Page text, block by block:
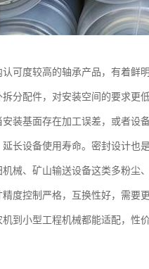
可度较高的轴承产品，有着鲜
分配件，对安装空间的要求更
装基面存在加工误差，或者设
长设备使用寿命。密封设计也
械、矿山输送设备这类多粉尘
度控制严格，互换性好，需要
到小型工程机械都能适配，性